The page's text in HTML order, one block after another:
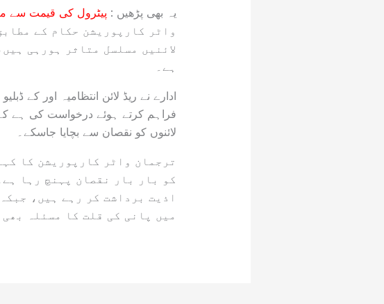
یہ بھی پڑھیں : پیٹرول کی قیمت سے
واٹر کارپوریشن حکام کے
لائنیں مسلسل متاثر ہورہی
ہے۔
ادارے نے ریڈ لائن انتظامیہ اور کے
فراہم کرتے ہوئے درخواست کی ہے کہ
لائنوں کو نقصان سے بچایا جاسکے۔
ترجمان واٹر کارپوریشن کا
کو بار بار نقصان پہنچ رہا
اذیت برداشت کر رہے ہیں،
میں پانی کی قلت کا مسئلہ